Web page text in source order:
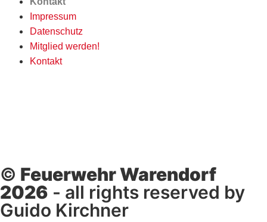
Impressum
Datenschutz
Mitglied werden!
Kontakt
© Feuerwehr Warendorf
2026 - all rights reserved by
Guido Kirchner